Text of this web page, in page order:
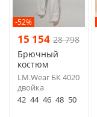
-52%
15 154 28 798
Брючный
костюм
LM.Wear БК 4020
двойка
42 44 46 48 50